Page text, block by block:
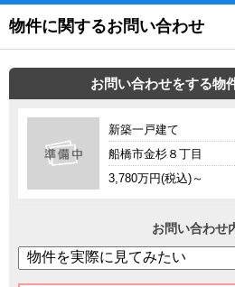
物件に関するお問い合わせ
お問い合わせをする物
新築一戸建て
船橋市金杉８丁目
3,780万円(税込)～
お問い合わせ